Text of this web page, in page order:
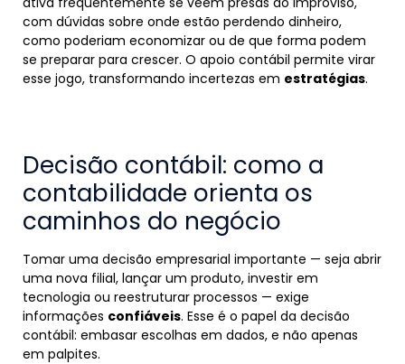
com dúvidas sobre onde estão perdendo dinheiro,
como poderiam economizar ou de que forma podem
se preparar para crescer. O apoio contábil permite virar
esse jogo, transformando incertezas em estratégias.
Decisão contábil: como a
contabilidade orienta os
caminhos do negócio
Tomar uma decisão empresarial importante — seja abrir
uma nova filial, lançar um produto, investir em
tecnologia ou reestruturar processos — exige
informações confiáveis. Esse é o papel da decisão
contábil: embasar escolhas em dados, e não apenas
em palpites.